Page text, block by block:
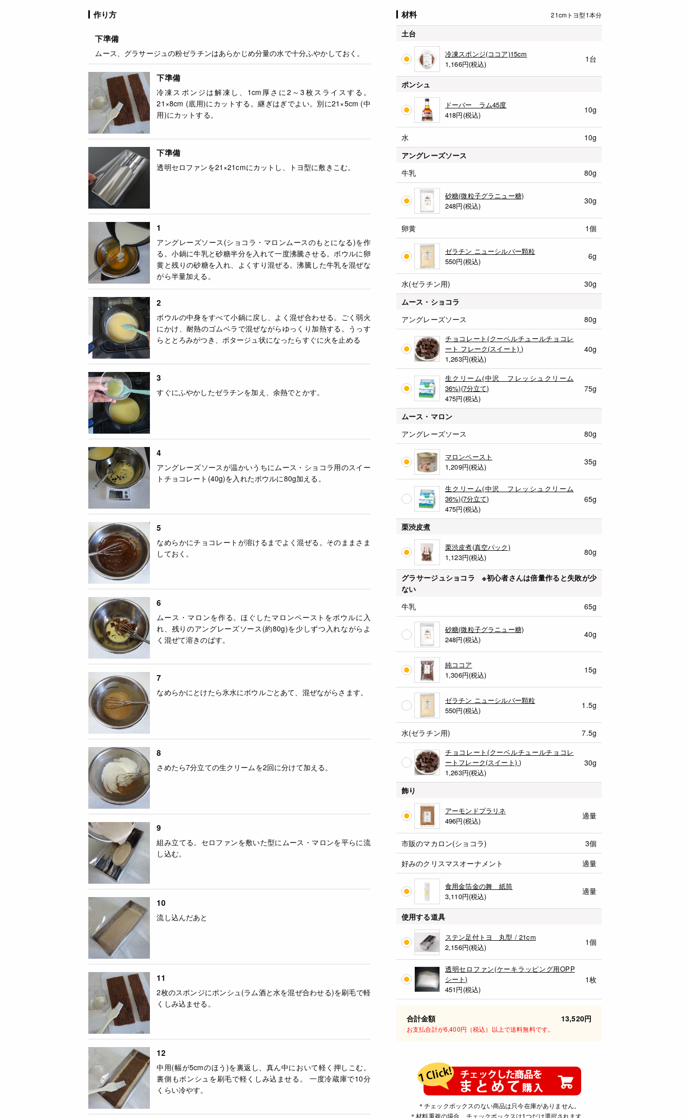
材料 21cmトヨ型1本分
土台
冷凍スポンジ(ココア)15cm
1,166円(税込)
1台
ポンシュ
ドーバー ラム45度
418円(税込)
10g
水
10g
アングレーズソース
牛乳
80g
砂糖(微粒子グラニュー糖)
248円(税込)
30g
卵黄 1個
ゼラチン ニューシルバー顆粒
550円(税込)
6g
水(ゼラチン用)
30g
ムース・ショコラ
アングレーズソース
80g
チョコレート(クーベルチュールチョコレ
ート フレーク(スイート) )
1,263円(税込)
40g
生クリーム(中沢 フレッシュクリーム
36%)(7分立て)
475円(税込)
75g
ムース・マロン
アングレーズソース
80g
マロンペースト
1,209円(税込)
35g
生クリーム(中沢 フレッシュクリーム
36%)(7分立て)
475円(税込)
65g
栗渋皮煮
栗渋皮煮(真空パック)
1,123円(税込)
80g
グラサージュショコラ ※初心者さんは倍量作ると失敗が少
ない
牛乳
65g
砂糖(微粒子グラニュー糖)
248円(税込)
40g
純ココア
1,306円(税込)
15g
ゼラチン ニューシルバー顆粒
550円(税込)
1.5g
水(ゼラチン用) 7.5g
チョコレート(クーベルチュールチョコレ
ートフレーク(スイート) )
1,263円(税込)
30g
飾り
アーモンドプラリネ
496円(税込)
適量
市販のマカロン(ショコラ)
3個
好みのクリスマスオーナメント
適量
食用金箔金の舞 紙筒
3,110円(税込)
適量
使用する道具
ステン足付トヨ 丸型 / 21cm
2,156円(税込)
1個
透明セロファン(ケーキラッピング用OPP
シート)
451円(税込)
1枚
合計金額 13,520円
お支払合計が6,400円（税込）以上で送料無料です。
＊チェックボックスのない商品は只今在庫がありません。
＊材料重複の場合、チェックボックスは1つだけ選択されます。
作り方
下準備
ムース、グラサージュの粉ゼラチンはあらかじめ分量の水で十分ふやかしておく。
下準備
冷凍スポンジは解凍し、1cm厚さに2～3枚スライスする。
21×8cm (底用)にカットする。継ぎはぎでよい。別に21×5cm (中
用)にカットする。
下準備
透明セロファンを21×21cmにカットし、トヨ型に敷きこむ。
1
アングレーズソース(ショコラ・マロンムースのもとになる)を作
る。小鍋に牛乳と砂糖半分を入れて一度沸騰させる。ボウルに卵
黄と残りの砂糖を入れ、よくすり混ぜる。沸騰した牛乳を混ぜな
がら半量加える。
2
ボウルの中身をすべて小鍋に戻し、よく混ぜ合わせる。ごく弱火
にかけ、耐熱のゴムベラで混ぜながらゆっくり加熱する。うっす
らととろみがつき、ポタージュ状になったらすぐに火を止める
3
すぐにふやかしたゼラチンを加え、余熱でとかす。
4
アングレーズソースが温かいうちにムース・ショコラ用のスイー
トチョコレート(40g)を入れたボウルに80g加える。
5
なめらかにチョコレートが溶けるまでよく混ぜる。そのままさま
しておく。
6
ムース・マロンを作る。ほぐしたマロンペーストをボウルに入
れ、残りのアングレーズソース(約80g)を少しずつ入れながらよ
く混ぜて溶きのばす。
7
なめらかにとけたら氷水にボウルごとあて、混ぜながらさます。
8
さめたら7分立ての生クリームを2回に分けて加える。
9
組み立てる。セロファンを敷いた型にムース・マロンを平らに流
し込む。
10
流し込んだあと
11
2枚のスポンジにポンシュ(ラム酒と水を混ぜ合わせる)を刷毛で軽
くしみ込ませる。
12
中用(幅が5cmのほう)を裏返し、真ん中において軽く押しこむ。
裏側もポンシュを刷毛で軽くしみ込ませる。 一度冷蔵庫で10分
くらい冷やす。